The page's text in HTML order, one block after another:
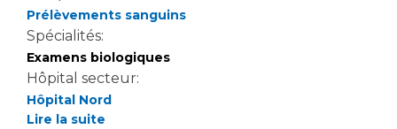
Handicap
Handi 13
Pôle Médecine Physique et Réadaptation
Accueil sourds et malentendants
Plateforme des internes
Professionnels de santé
Prélèvements sanguins
Spécialités:
Examens biologiques
Hôpital secteur:
Hôpital Nord
Lire la suite